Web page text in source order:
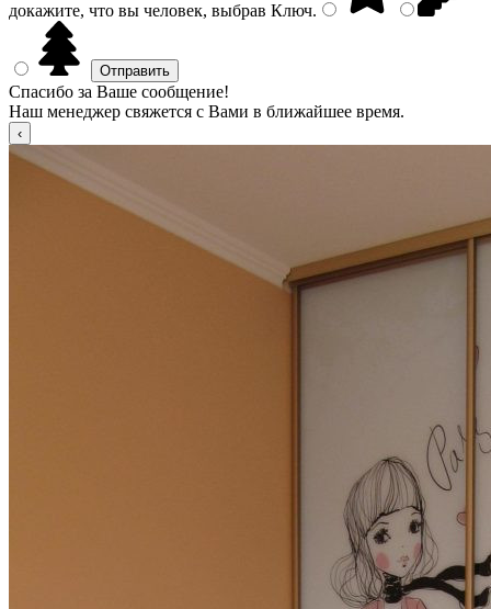
докажите, что вы человек, выбрав Ключ.
Спасибо за Ваше сообщение!
Наш менеджер свяжется с Вами в ближайшее время.